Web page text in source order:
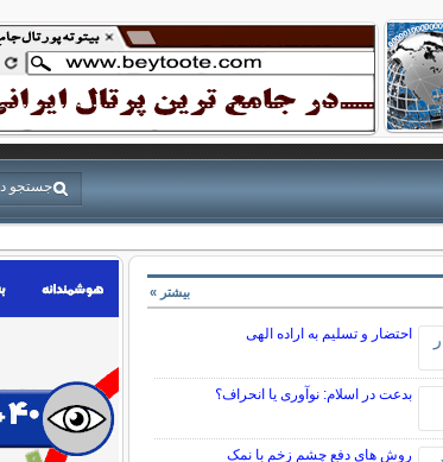
احتضار و تسلیم به اراده الهی
بدعت در اسلام: نوآوری یا انحراف؟
روش های دفع چشم زخم با نمک
بیشتر »